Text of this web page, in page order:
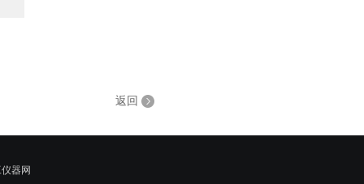
返回
器网